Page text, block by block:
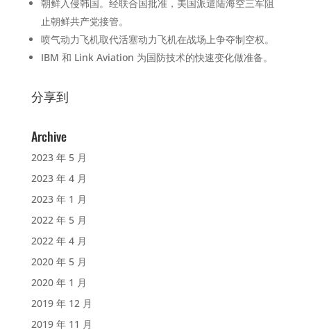
朝鲜入侵韩国。经联合国批准，美国派遣陆海空三军阻
止朝鲜共产党接管。
喷气动力飞机取代活塞动力飞机在战场上争夺制空权。
IBM 和 Link Aviation 为国防技术的快速变化做准备。
分享到
Archive
2023 年 5 月
2023 年 4 月
2023 年 1 月
2022 年 5 月
2022 年 4 月
2020 年 5 月
2020 年 1 月
2019 年 12 月
2019 年 11 月